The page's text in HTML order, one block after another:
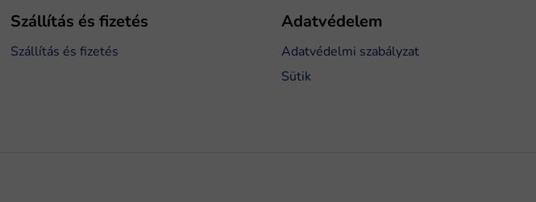
Szállítás és fizetés
Szállítás és fizetés
Adatvédelem
Adatvédelmi szabályzat
Sütik